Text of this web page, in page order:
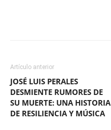
Artículo anterior
JOSÉ LUIS PERALES
DESMIENTE RUMORES DE
SU MUERTE: UNA HISTORIA
DE RESILIENCIA Y MÚSICA